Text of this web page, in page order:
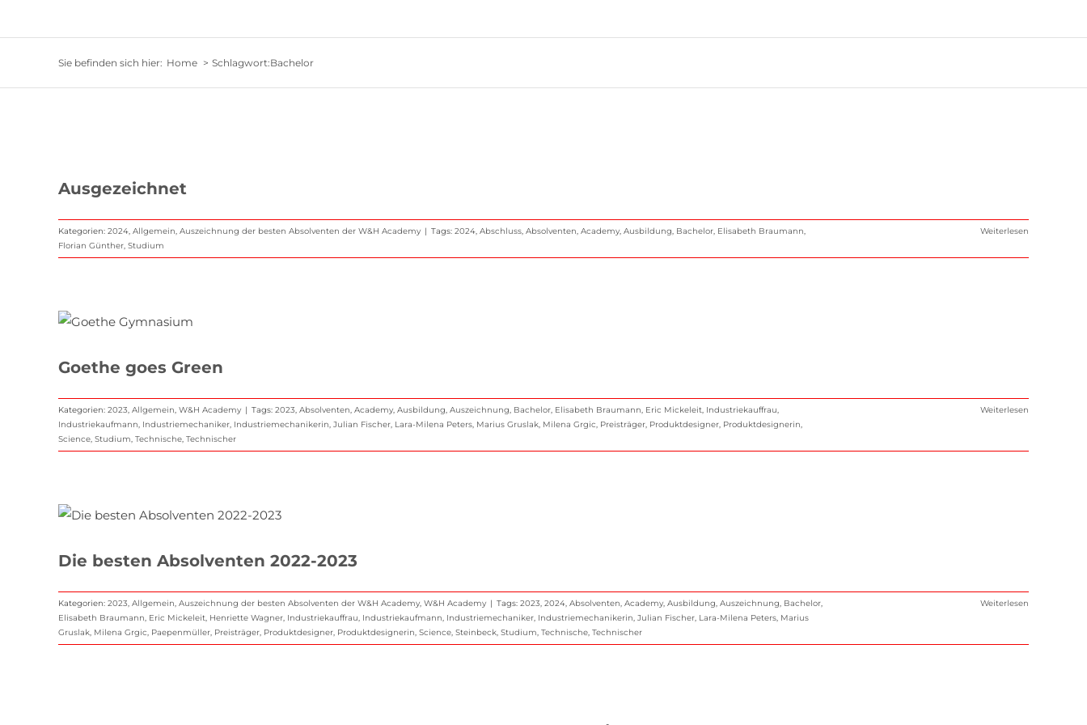
Sie befinden sich hier: Home Schlagwort:Bachelor
Ausgezeichnet
Kategorien: 2024, Allgemein, Auszeichnung der besten Absolventen der W&H Academy | Tags: 2024, Abschluss, Absolventen, Academy, Ausbildung, Bachelor, Elisabeth Braumann,
Florian Günther, Studium
Weiterlesen
Goethe goes Green
Kategorien: 2023, Allgemein, W&H Academy | Tags: 2023, Absolventen, Academy, Ausbildung, Auszeichnung, Bachelor, Elisabeth Braumann, Eric Mickeleit, Industriekauffrau,
Industriekaufmann, Industriemechaniker, Industriemechanikerin, Julian Fischer, Lara-Milena Peters, Marius Gruslak, Milena Grgic, Preisträger, Produktdesigner, Produktdesignerin,
Science, Studium, Technische, Technischer
Weiterlesen
Die besten Absolventen 2022-2023
Kategorien: 2023, Allgemein, Auszeichnung der besten Absolventen der W&H Academy, W&H Academy | Tags: 2023, 2024, Absolventen, Academy, Ausbildung, Auszeichnung, Bachelor,
Elisabeth Braumann, Eric Mickeleit, Henriette Wagner, Industriekauffrau, Industriekaufmann, Industriemechaniker, Industriemechanikerin, Julian Fischer, Lara-Milena Peters, Marius
Gruslak, Milena Grgic, Paepenmüller, Preisträger, Produktdesigner, Produktdesignerin, Science, Steinbeck, Studium, Technische, Technischer
Weiterlesen